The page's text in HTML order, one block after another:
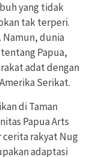
yang tidak
tak terperi.
Namun, dunia
Papua,
adat dengan
Serikat.
di Taman
Papua Arts
cerita rakyat Nug
adaptasi